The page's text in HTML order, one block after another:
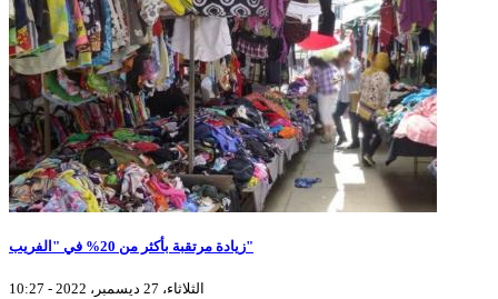
زيادة مرتقبة بأكثر من 20% في "الفريب"
الثلاثاء، 27 ديسمبر، 2022 - 10:27